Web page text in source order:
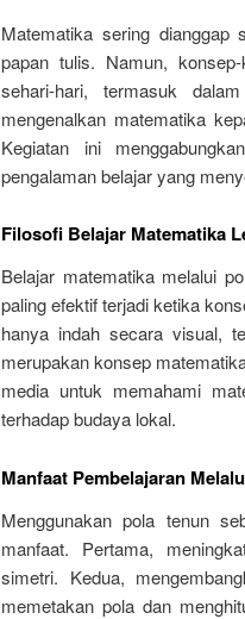
Matematika sering
papan tulis. Namun,
sehari-hari, termasuk
mengenalkan matematika
Kegiatan ini
pengalaman belajar yang
Filosofi Belajar Matematika
Belajar matematika melalui
paling efektif terjadi ketika
hanya indah secara visual,
merupakan konsep
media untuk memahami
terhadap budaya lokal.
Manfaat Pembelajaran
Menggunakan pola tenun
manfaat. Pertama,
simetri. Kedua,
memetakan pola dan